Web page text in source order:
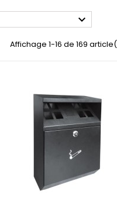

Affichage 1-16 de 169